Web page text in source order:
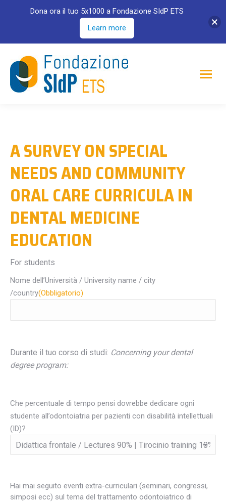
A SURVEY ON SPECIAL
NEEDS AND COMMUNITY
ORAL CARE CURRICULA IN
DENTAL MEDICINE
EDUCATION
For students
Nome dell’Università / University name / city
/country(Obbligatorio)
Durante il tuo corso di studi: Concerning your dental
degree program:
Che percentuale di tempo pensi dovrebbe dedicare ogni
studente all’odontoiatria per pazienti con disabilità intellettuali
(ID)?
Hai mai seguito eventi extra-curriculari (seminari, congressi,
simposi ecc) sul tema del trattamento odontoiatrico di
Dona ora il tuo 5x1000 a Fondazione SIdP ETS
Learn more